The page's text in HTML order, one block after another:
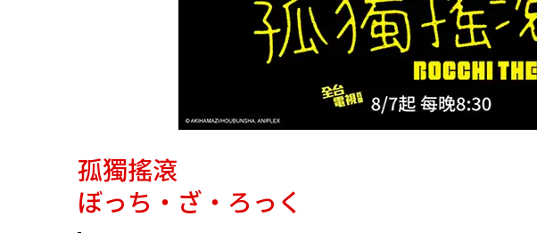
孤獨搖滾
ぼっち・ざ・ろっく